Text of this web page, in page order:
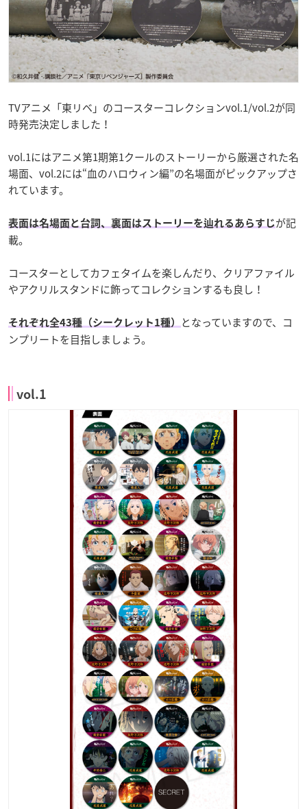
TVアニメ「東リベ」のコースターコレクションvol.1/vol.2が同
時発売決定しました！
vol.1にはアニメ第1期第1クールのストーリーから厳選された名
場面、vol.2には“血のハロウィン編”の名場面がピックアップさ
れています。
表面は名場面と台詞、裏面はストーリーを辿れるあらすじが記
載。
コースターとしてカフェタイムを楽しんだり、クリアファイル
やアクリルスタンドに飾ってコレクションするも良し！
それぞれ全43種（シークレット1種）
となっていますので、コ
ンプリートを目指しましょう。
vol.1